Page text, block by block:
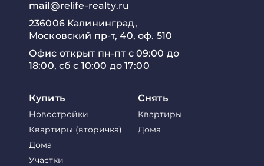
mail@relife-realty.ru
236006 Калининград,
Московский пр-т, 40, оф. 510
Офис открыт пн-пт с 09:00 до
18:00, сб с 10:00 до 17:00
Купить
Новостройки
Квартиры (вторичка)
Дома
Участки
Снять
Квартиры
Дома